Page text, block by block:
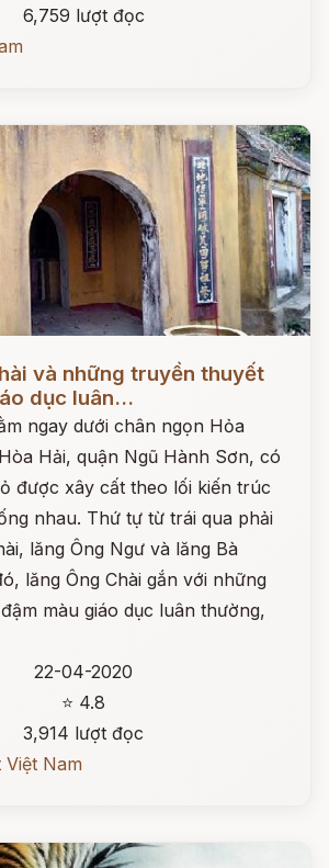
6,759 lượt đọc
và những truyền thuyết
dục luân...
ngay dưới chân ngọn Hỏa
Hải, quận Ngũ Hành Sơn, có
được xây cất theo lối kiến trúc
nhau. Thứ tự từ trái qua phải
lăng Ông Ngư và lăng Bà
lăng Ông Chài gắn với những
màu giáo dục luân thường,
22-04-2020
⭐ 4.8
3,914 lượt đọc
Nam